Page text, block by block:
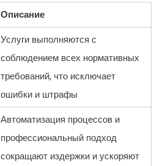
Описание
Услуги выполняются с
соблюдением всех нормативных
требований, что исключает
ошибки и штрафы
Автоматизация процессов и
профессиональный подход
сокращают издержки и ускоряют